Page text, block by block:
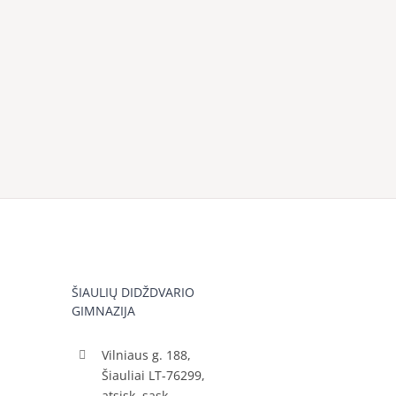
ŠIAULIŲ DIDŽDVARIO
GIMNAZIJA
Vilniaus g. 188,
Šiauliai LT-76299,